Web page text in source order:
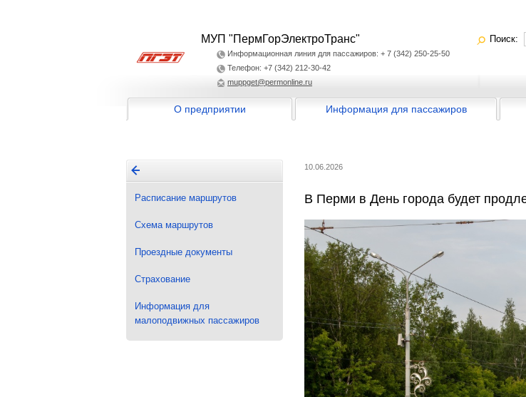
МУП "ПермГорЭлектроТранс"
Информационная линия для пассажиров: + 7 (342) 250-25-50
Телефон: +7 (342) 212-30-42
muppget@permonline.ru
Поиск:
О предприятии Информация для пассажиров
Расписание маршрутов
Схема маршрутов
Проездные документы
Страхование
Информация для
малоподвижных пассажиров
10.06.2026
В Перми в День города будет